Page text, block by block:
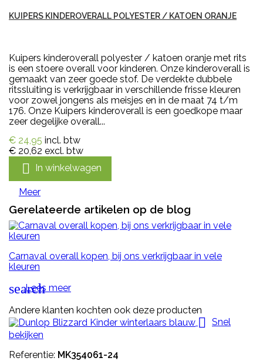
KUIPERS KINDEROVERALL POLYESTER / KATOEN ORANJE
Kuipers kinderoverall polyester / katoen oranje met rits
is een stoere overall voor kinderen. Onze kinderoverall is
gemaakt van zeer goede stof. De verdekte dubbele
ritssluiting is verkrijgbaar in verschillende frisse kleuren
voor zowel jongens als meisjes en in de maat 74 t/m
176. Onze Kuipers kinderoverall is een goedkope maar
zeer degelijke overall...
€ 24,95 incl. btw
€ 20,62 excl. btw
 In winkelwagen
Meer
Gerelateerde artikelen op de blog
Carnaval overall kopen, bij ons verkrijgbaar in vele
kleuren
search
Lees meer
Andere klanten kochten ook deze producten
 Snel
bekijken
Referentie: MK354061-24